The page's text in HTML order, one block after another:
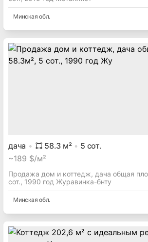
Минская обл.
дача 58.3 м² 5 сот.
~189 $/м²
Продажа дом и коттедж, дача общая
сот., 1990 год Журавинка-бнту
Минская обл.